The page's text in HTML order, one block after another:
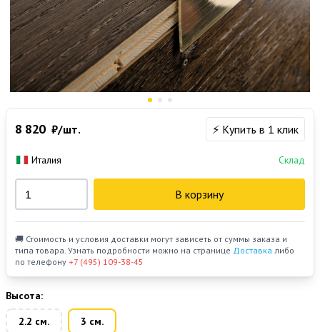
8 820 ₽/шт. ⚡ Купить в 1 клик
Италия Склад
В корзину
🚚 Стоимость и условия доставки могут зависеть от суммы заказа и
типа товара. Узнать подробности можно на странице Доставка либо
по телефону +7 (495) 109-38-45
Высота:
2.2 см.
3 см.